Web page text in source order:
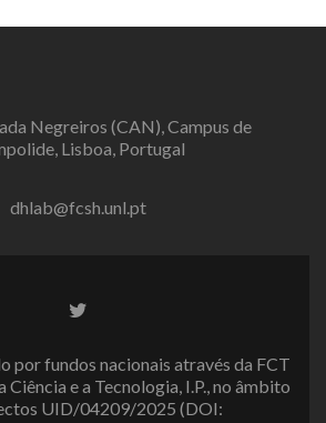
Negreiros (CAN), Campus de
Lisboa, Portugal
dhlab@fcsh.unl.pt
Twitter
por fundos nacionais através da FCT
Ciência e a Tecnologia, I.P., no âmbito
UID/04209/2025 (DOI: